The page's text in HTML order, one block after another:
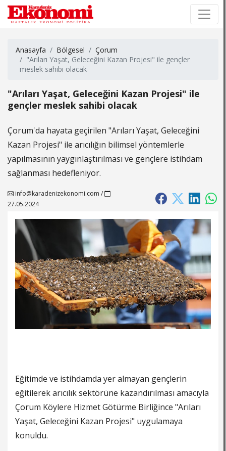
Anasayfa Bölgesel
Çorum
"Arıları Yaşat, Geleceğini Kazan Projesi" ile gençler
meslek sahibi olacak
"Arıları Yaşat, Geleceğini Kazan Projesi" ile
gençler meslek sahibi olacak
Çorum'da hayata geçirilen "Arıları Yaşat, Geleceğini
Kazan Projesi" ile arıcılığın bilimsel yöntemlerle
yapılmasının yaygınlaştırılması ve gençlere istihdam
sağlanması hedefleniyor.
info@karadenizekonomi.com /
27.05.2024
Eğitimde ve istihdamda yer almayan gençlerin
eğitilerek arıcılık sektörüne kazandırılması amacıyla
Çorum Köylere Hizmet Götürme Birliğince "Arıları
Yaşat, Geleceğini Kazan Projesi" uygulamaya
konuldu.
×
×